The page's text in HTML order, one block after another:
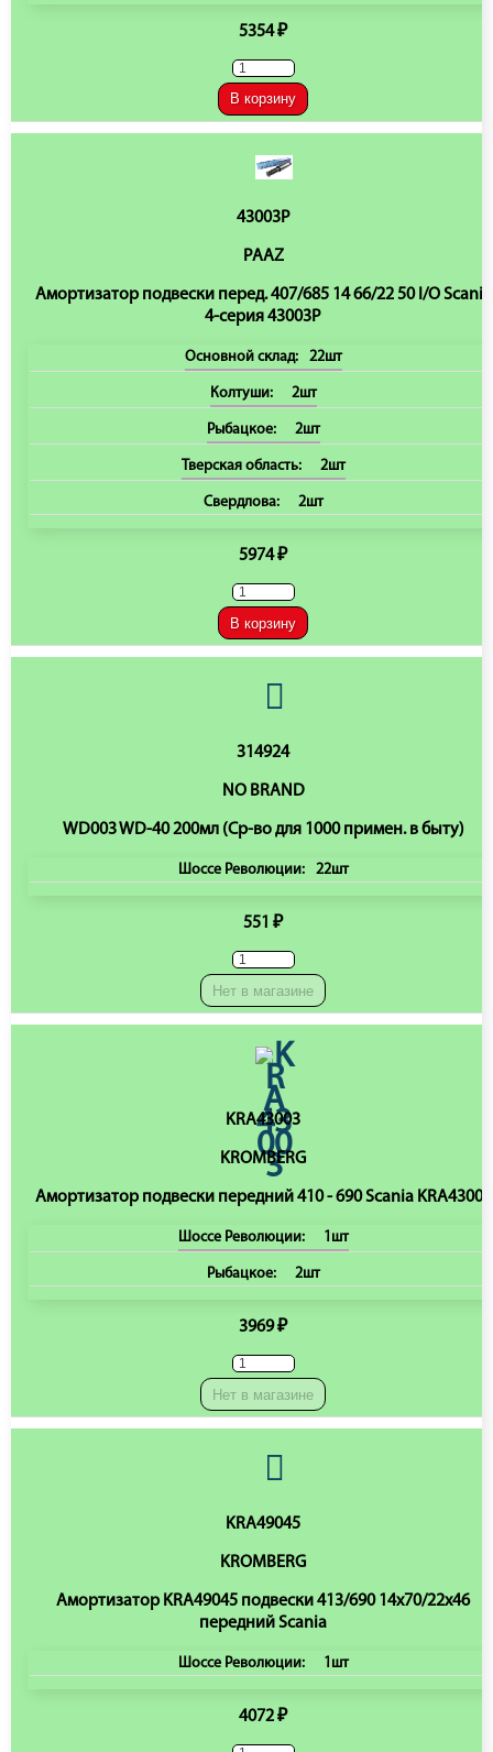
5354 ₽
В корзину
43003P
PAAZ
Амортизатор подвески перед. 407/685 14 66/22 50 I/O Scania
4-серия 43003P
Основной склад: 22шт
Колтуши: 2шт
Рыбацкое: 2шт
Тверская область: 2шт
Свердлова: 2шт
5974 ₽
В корзину
314924
NO BRAND
WD003 WD-40 200мл (Ср-во для 1000 примен. в быту)
Шоссе Революции: 22шт
551 ₽
Нет в магазине
KRA43003
KROMBERG
Амортизатор подвески передний 410 - 690 Scania KRA43003
Шоссе Революции: 1шт
Рыбацкое: 2шт
3969 ₽
Нет в магазине
KRA49045
KROMBERG
Амортизатор KRA49045 подвески 413/690 14x70/22x46
передний Scania
Шоссе Революции: 1шт
4072 ₽